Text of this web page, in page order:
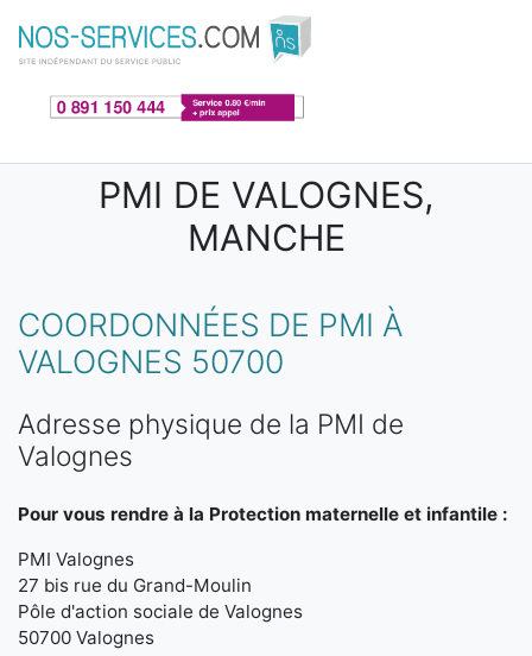
Aller au contenu principal
PMI DE VALOGNES,
MANCHE
COORDONNÉES DE PMI À
VALOGNES 50700
Adresse physique de la PMI de
Valognes
Pour vous rendre à la Protection maternelle et infantile :
PMI Valognes
27 bis rue du Grand-Moulin
Pôle d'action sociale de Valognes
50700 Valognes